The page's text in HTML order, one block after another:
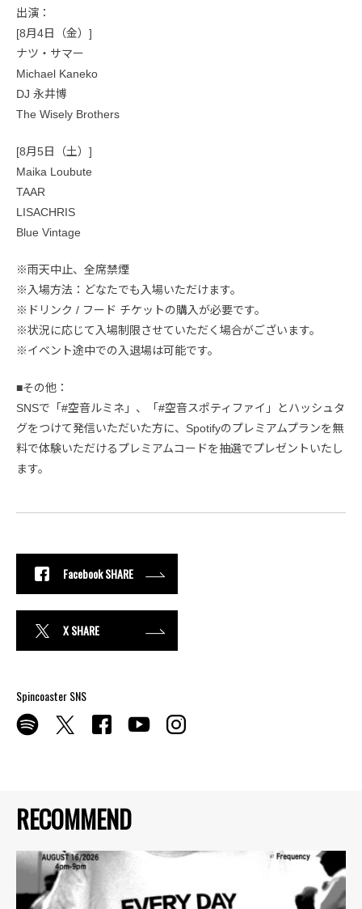
RECOMMEND
出演：
[8月4日（金）]
ナツ・サマー
Michael Kaneko
DJ 永井博
The Wisely Brothers
[8月5日（土）]
Maika Loubute
TAAR
LISACHRIS
Blue Vintage
※雨天中止、全席禁煙
※入場方法：どなたでも入場いただけます。
※ドリンク / フード チケットの購入が必要です。
※状況に応じて入場制限させていただく場合がございます。
※イベント途中での入退場は可能です。
■その他：
SNSで「#空音ルミネ」、「#空音スポティファイ」とハッシュタ
グをつけて発信いただいた方に、Spotifyのプレミアムプランを無
料で体験いただけるプレミアムコードを抽選でプレゼントいたし
ます。
Facebook SHARE
X SHARE
Spincoaster SNS